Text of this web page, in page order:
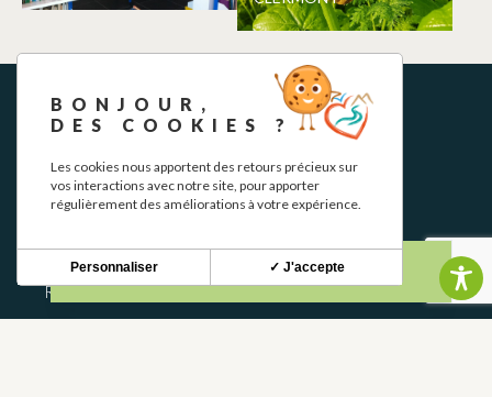
Restez informé de nos actualités et bons plans.
BONJOUR,
DES COOKIES ?
Les cookies nous apportent des retours précieux sur
vos interactions avec notre site, pour apporter
régulièrement des améliorations à votre expérience.
✓ J'accepte
Personnaliser